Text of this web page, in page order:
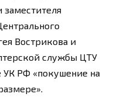
Вострикова и
службы ЦТУ
УК РФ «покушение на